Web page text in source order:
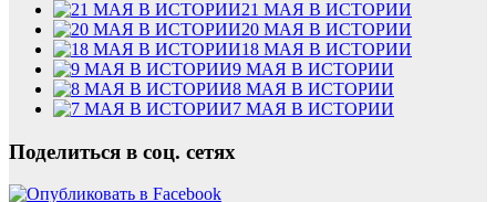
21 МАЯ В ИСТОРИИ
20 МАЯ В ИСТОРИИ
18 МАЯ В ИСТОРИИ
9 МАЯ В ИСТОРИИ
8 МАЯ В ИСТОРИИ
7 МАЯ В ИСТОРИИ
Поделиться в соц. сетях